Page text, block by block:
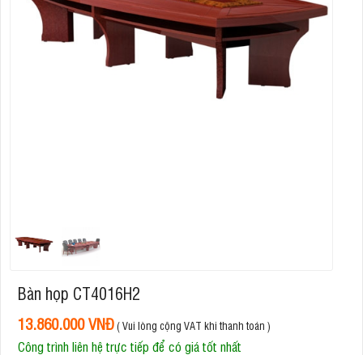
Bàn họp CT4016H2
13.860.000 VNĐ( Vui lòng cộng VAT khi thanh toán )
Công trình liên hệ trực tiếp để có giá tốt nhất